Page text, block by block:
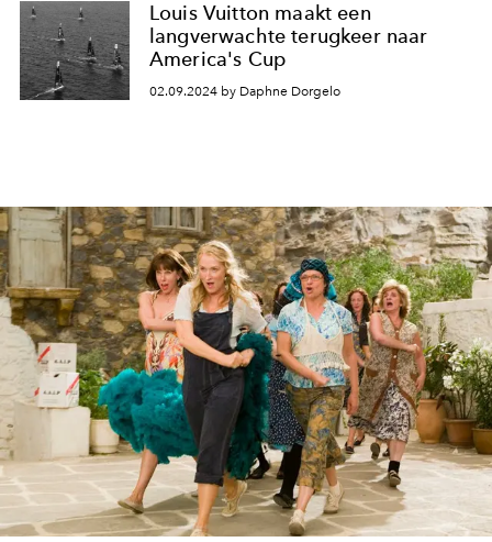
Louis Vuitton maakt een
langverwachte terugkeer naar
America's Cup
02.09.2024 by Daphne Dorgelo